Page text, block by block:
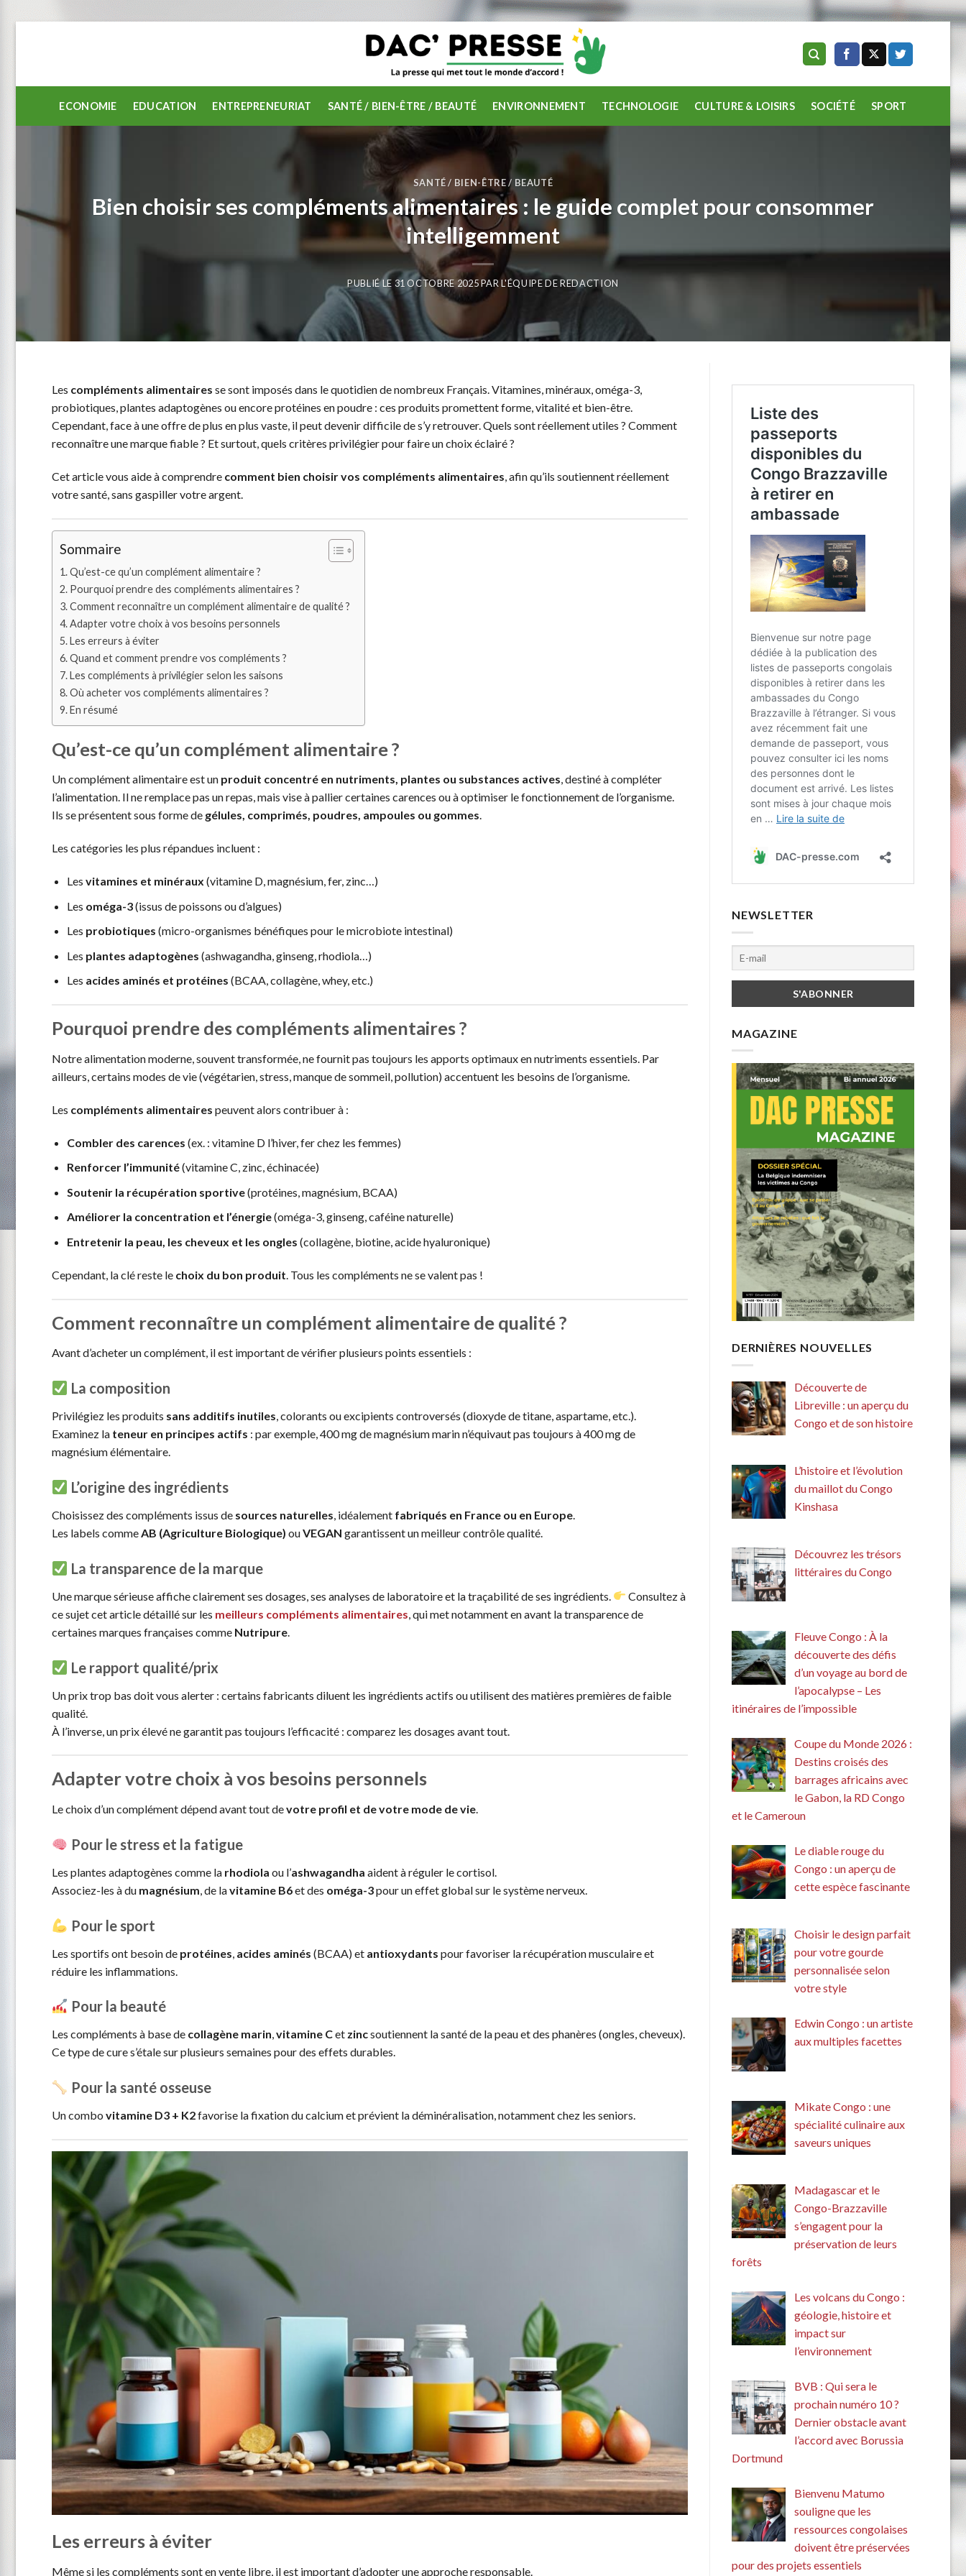
ECONOMIE EDUCATION ENTREPRENEURIAT SANTÉ / BIEN-ÊTRE / BEAUTÉ ENVIRONNEMENT TECHNOLOGIE CULTURE & LOISIRS SOCIÉTÉ SPORT
SANTÉ / BIEN-ÊTRE / BEAUTÉ
Bien choisir ses compléments alimentaires : le guide complet pour consommer
intelligemment
PUBLIÉ LE 31 OCTOBRE 2025PARL'ÉQUIPE DE REDACTION
Les compléments alimentaires se sont imposés dans le quotidien de nombreux Français. Vitamines, minéraux, oméga-3,
probiotiques, plantes adaptogènes ou encore protéines en poudre : ces produits promettent forme, vitalité et bien-être.
Cependant, face à une offre de plus en plus vaste, il peut devenir difficile de s’y retrouver. Quels sont réellement utiles ? Comment
reconnaître une marque fiable ? Et surtout, quels critères privilégier pour faire un choix éclairé ?
Cet article vous aide à comprendre comment bien choisir vos compléments alimentaires , afin qu’ils soutiennent réellement
votre santé, sans gaspiller votre argent.
Sommaire
Qu’est-ce qu’un complément alimentaire ?
Pourquoi prendre des compléments alimentaires ?
Comment reconnaître un complément alimentaire de qualité ?
Adapter votre choix à vos besoins personnels
Les erreurs à éviter
Quand et comment prendre vos compléments ?
Les compléments à privilégier selon les saisons
Où acheter vos compléments alimentaires ?
En résumé
Qu’est-ce qu’un complément alimentaire ?
Un complément alimentaire est un produit concentré en nutriments, plantes ou substances actives, destiné à compléter
l’alimentation. Il ne remplace pas un repas, mais vise à pallier certaines carences ou à optimiser le fonctionnement de l’organisme.
Ils se présentent sous forme de gélules, comprimés, poudres, ampoules ou gommes.
Les catégories les plus répandues incluent :
Les vitamines et minéraux (vitamine D, magnésium, fer, zinc…)
Les oméga-3(issus de poissons ou d’algues)
Les probiotiques (micro-organismes bénéfiques pour le microbiote intestinal)
Les plantes adaptogènes (ashwagandha, ginseng, rhodiola…)
Les acides aminés et protéines (BCAA, collagène, whey, etc.)
Pourquoi prendre des compléments alimentaires ?
Notre alimentation moderne, souvent transformée, ne fournit pas toujours les apports optimaux en nutriments essentiels. Par
ailleurs, certains modes de vie (végétarien, stress, manque de sommeil, pollution) accentuent les besoins de l’organisme.
Les compléments alimentaires peuvent alors contribuer à :
Combler des carences (ex. : vitamine D l’hiver, fer chez les femmes)
Renforcer l’immunité(vitamine C, zinc, échinacée)
Soutenir la récupération sportive(protéines, magnésium, BCAA)
Améliorer la concentration et l’énergie(oméga-3, ginseng, caféine naturelle)
Entretenir la peau, les cheveux et les ongles (collagène, biotine, acide hyaluronique)
Cependant, la clé reste le choix du bon produit . Tous les compléments ne se valent pas !
Comment reconnaître un complément alimentaire de qualité ?
Avant d’acheter un complément, il est important de vérifier plusieurs points essentiels :
La composition
Privilégiez les produits sans additifs inutiles, colorants ou excipients controversés (dioxyde de titane, aspartame, etc.).
Examinez la teneur en principes actifs : par exemple, 400 mg de magnésium marin n’équivaut pas toujours à 400 mg de
magnésium élémentaire.
L’origine des ingrédients
Choisissez des compléments issus de sources naturelles, idéalement fabriqués en France ou en Europe.
Les labels commeAB (Agriculture Biologique) ouVEGAN garantissent un meilleur contrôle qualité.
La transparence de la marque
Une marque sérieuse affiche clairement ses dosages, ses analyses de laboratoire et la traçabilité de ses ingrédients.
Consultez à
ce sujet cet article détaillé sur les meilleurs compléments alimentaires , qui met notamment en avant la transparence de
certaines marques françaises comme Nutripure
Le rapport qualité/prix
Un prix trop bas doit vous alerter : certains fabricants diluent les ingrédients actifs ou utilisent des matières premières de faible
qualité.
À l’inverse, un prix élevé ne garantit pas toujours l’efficacité : comparez les dosages avant tout.
Adapter votre choix à vos besoins personnels
Le choix d’un complément dépend avant tout devotre profil et de votre mode de vie.
Pour le stress et la fatigue
Les plantes adaptogènes comme la rhodiola ou l’ashwagandha aident à réguler le cortisol.
Associez-les à du magnésium, de lavitamine B6et des oméga-3pour un effet global sur le système nerveux.
Pour le sport
Les sportifs ont besoin de protéines acides aminés (BCAA) et antioxydants pour favoriser la récupération musculaire et
réduire les inflammations.
Pour la beauté
Les compléments à base de collagène marin,vitamine Cet zincsoutiennent la santé de la peau et des phanères (ongles, cheveux).
Ce type de cure s’étale sur plusieurs semaines pour des effets durables.
Pour la santé osseuse
Un combo vitamine D3 + K2favorise la fixation du calcium et prévient la déminéralisation, notamment chez les seniors.
Les erreurs à éviter
Même si les compléments sont en vente libre, il est important d’adopter une approche responsable.
NEWSLETTER
MAGAZINE
DERNIÈRES NOUVELLES
Découverte de
Libreville : un aperçu du
Congo et de son histoire
L’histoire et l’évolution
du maillot du Congo
Kinshasa
Découvrez les trésors
littéraires du Congo
Fleuve Congo : À la
découverte des défis
d’un voyage au bord de
l’apocalypse – Les
itinéraires de l’impossible
Coupe du Monde 2026 :
Destins croisés des
barrages africains avec
le Gabon, la RD Congo
et le Cameroun
Le diable rouge du
Congo : un aperçu de
cette espèce fascinante
Choisir le design parfait
pour votre gourde
personnalisée selon
votre style
Edwin Congo : un artiste
aux multiples facettes
Mikate Congo : une
spécialité culinaire aux
saveurs uniques
Madagascar et le
Congo-Brazzaville
s’engagent pour la
préservation de leurs
forêts
Les volcans du Congo :
géologie, histoire et
impact sur
l’environnement
BVB : Qui sera le
prochain numéro 10 ?
Dernier obstacle avant
l’accord avec Borussia
Dortmund
Bienvenu Matumo
souligne que les
ressources congolaises
doivent être préservées
pour des projets essentiels